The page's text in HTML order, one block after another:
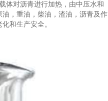
体对沥青进行加热，由中压水和
，重油，柴油，渣油，沥青及作
和生产安全。